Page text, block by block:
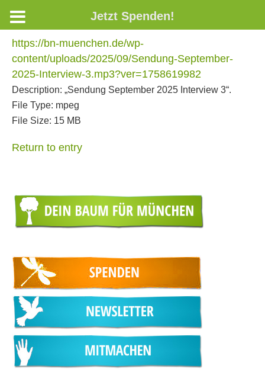
https://bn-muenchen.de/wp-
content/uploads/2025/09/Sendung-September-
2025-Interview-3.mp3?ver=1758619982
Description: „Sendung September 2025 Interview 3“.
File Type: mpeg
File Size: 15 MB
Return to entry
Jetzt Spenden!